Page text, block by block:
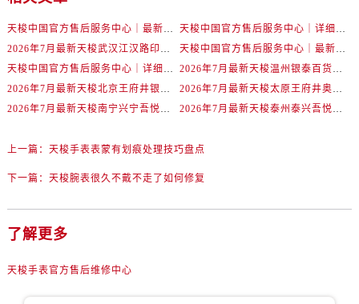
辽宁省抚顺市新抚区东一路售后服务中心（需提前预约）
辽宁省阜新市海州区解放大街售后服务中心（需提前预约）
辽宁省葫芦岛市连山区中央路售后服务中心（需提前预约）
辽宁省锦州市古塔区中央大街售后服务中心（需提前预约）
辽宁省沈阳市沈河区中街路137号亨得利名表维修授权店1楼售后服务中心（需提前预约）
河北省保定市竞秀区朝阳北大街北国先天下售后服务中心（需提前预约）
天梭中国官方售后服务中心｜最新地址与24小时服务电话权威信息通告（2026年7月最新）
天梭中国官方售后服务中心｜详细热线电话及全部网点地址权威信息通知（2026年7月最新）
2026年7月最新天梭武汉江汉路印象城维修保养服务电话
天梭中国官方售后服务中心｜最新地址及官方客服热线权威信息通告（2026年7月最新）
天梭中国官方售后服务中心｜详细地址与售后热线权威信息通知（2026年7月最新）
2026年7月最新天梭温州银泰百货瓯海店维修保养服务电话
2026年7月最新天梭北京王府井银泰in88维修保养服务电话
2026年7月最新天梭太原王府井奥莱·晋阳里维修保养服务电话
2026年7月最新天梭南宁兴宁吾悦广场维修保养服务电话
2026年7月最新天梭泰州泰兴吾悦广场维修保养服务电话
上一篇： 天梭手表表蒙有划痕处理技巧盘点
下一篇： 天梭腕表很久不戴不走了如何修复
了解更多
天梭手表官方售后维修中心